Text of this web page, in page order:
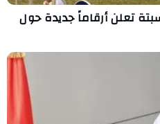
تعلن أرقاماً جديدة حول